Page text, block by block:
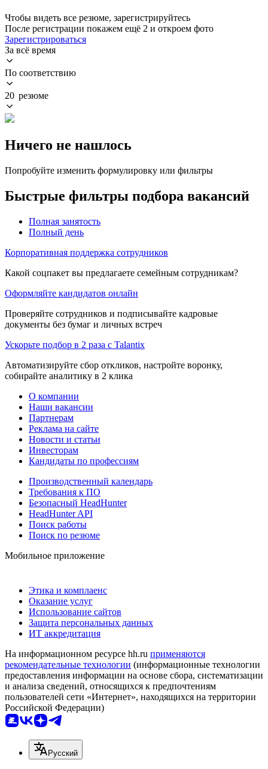
Чтобы видеть все резюме, зарегистрируйтесь
После регистрации покажем ещё 2 и откроем фото
Зарегистрироваться
За всё время
По соответствию
20 резюме
Ничего не нашлось
Попробуйте изменить формулировку или фильтры
Быстрые фильтры подбора вакансий
Полная занятость
Полный день
Корпоративная поддержка сотрудников
Какой соцпакет вы предлагаете семейным сотрудникам?
Оформляйте кандидатов онлайн
Проверяйте сотрудников и подписывайте кадровые
документы без бумаг и личных встреч
Ускорьте подбор в 2 раза с Talantix
Автоматизируйте сбор откликов, настройте воронку,
собирайте аналитику в 2 клика
О компании
Наши вакансии
Партнерам
Реклама на сайте
Новости и статьи
Инвесторам
Кандидаты по профессиям
Производственный календарь
Требования к ПО
Безопасный HeadHunter
HeadHunter API
Поиск работы
Поиск по резюме
Мобильное приложение
Этика и комплаенс
Оказание услуг
Использование сайтов
Защита персональных данных
ИТ аккредитация
На информационном ресурсе hh.ru применяются
рекомендательные технологии (информационные технологии
предоставления информации на основе сбора, систематизации
и анализа сведений, относящихся к предпочтениям
пользователей сети «Интернет», находящихся на территории
Российской Федерации)
Русский